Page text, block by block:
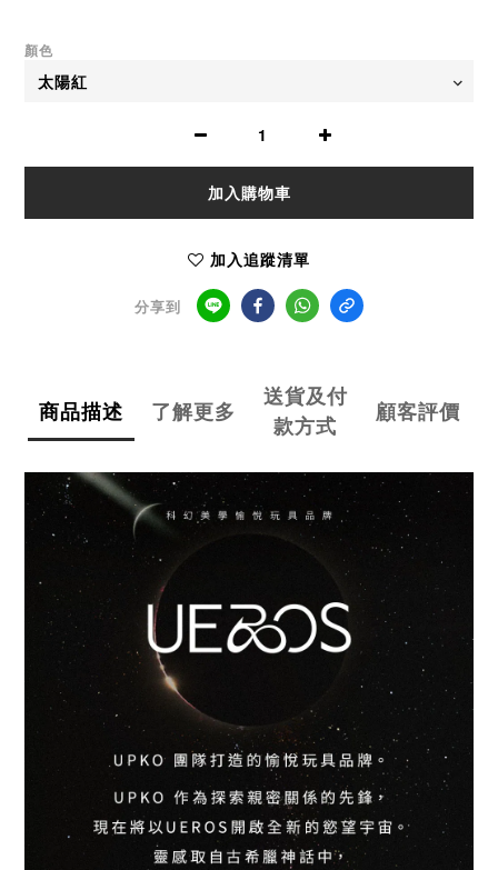
顏色
加入購物車
加入追蹤清單
分享到
商品描述 了解更多
送貨及付
款方式
顧客評價